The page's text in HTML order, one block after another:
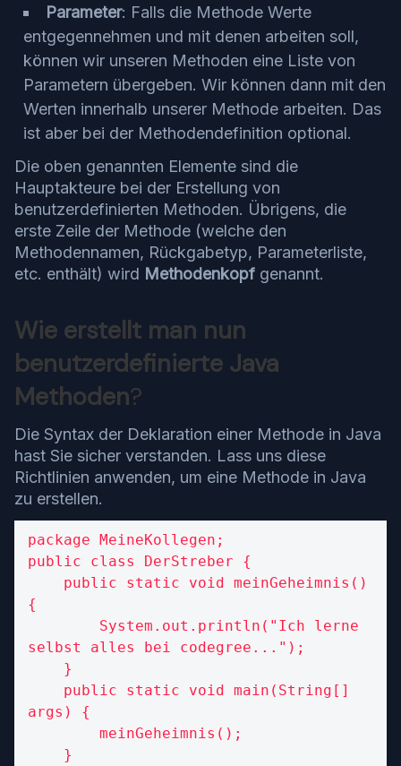
Parameter: Falls die Methode Werte
entgegennehmen und mit denen arbeiten soll,
können wir unseren Methoden eine Liste von
Parametern übergeben. Wir können dann mit den
Werten innerhalb unserer Methode arbeiten. Das
ist aber bei der Methodendefinition optional.
Die oben genannten Elemente sind die
Hauptakteure bei der Erstellung von
benutzerdefinierten Methoden. Übrigens, die
erste Zeile der Methode (welche den
Methodennamen, Rückgabetyp, Parameterliste,
etc. enthält) wird Methodenkopf genannt.
Wie erstellt man nun
benutzerdefinierte Java
Methoden?
Die Syntax der Deklaration einer Methode in Java
hast Sie sicher verstanden. Lass uns diese
Richtlinien anwenden, um eine Methode in Java
zu erstellen.
package MeineKollegen;
public class DerStreber {
{
selbst alles bei codegree...");
args) {